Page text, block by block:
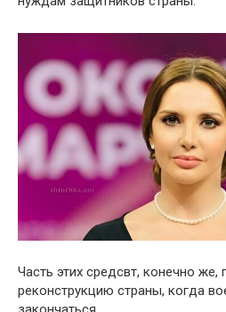
Часть этих средсвт, конечно же,
реконструкцию страны, когда